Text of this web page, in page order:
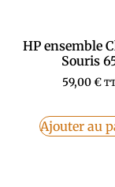
HP ensemble
Souris
59,00€
Ajouter au